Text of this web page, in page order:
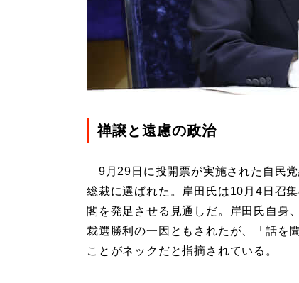
禅譲と遠慮の政治
9月29日に投開票が実施された自民
総裁に選ばれた。岸田氏は10月4日召
閣を発足させる見通しだ。岸田氏自身
裁選勝利の一因ともされたが、「話を
ことがネックだと指摘されている。